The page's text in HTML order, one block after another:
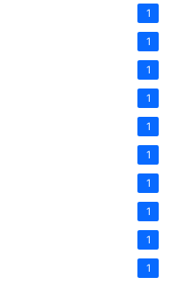
1
1
1
1
1
1
1
1
1
1